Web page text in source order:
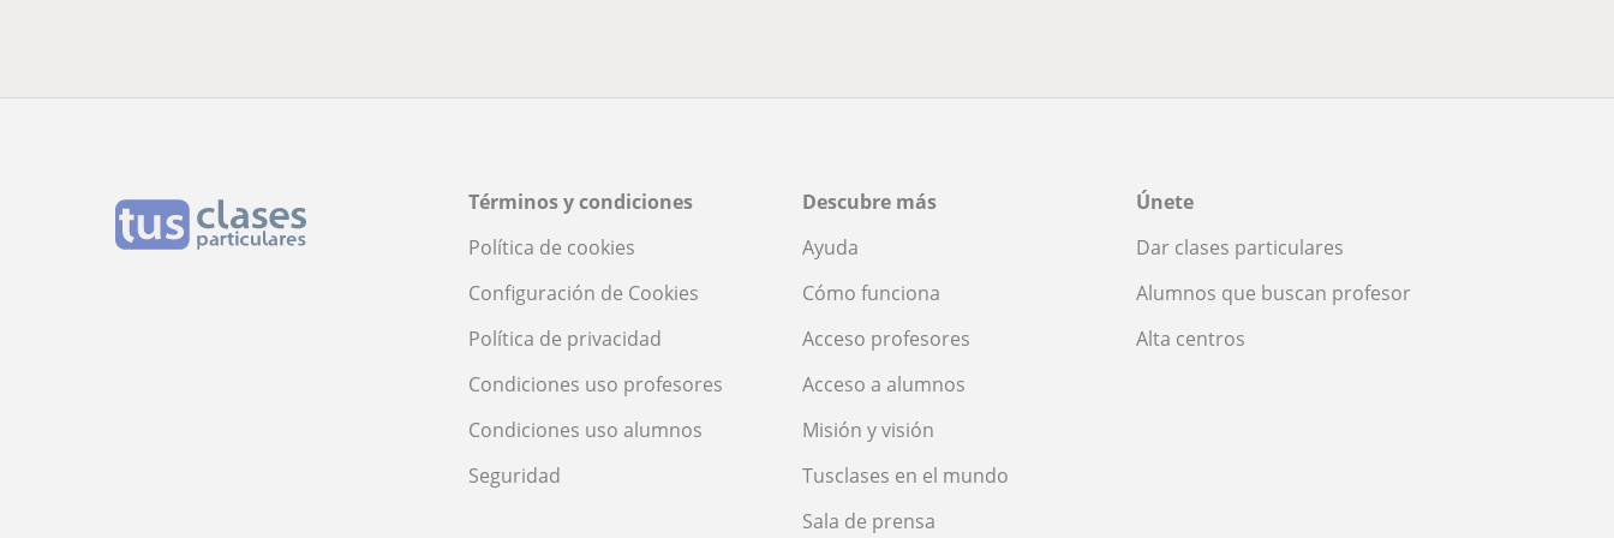
Términos y condiciones
Política de cookies
Configuración de Cookies
Política de privacidad
Condiciones uso profesores
Condiciones uso alumnos
Seguridad
Descubre más
Ayuda
Cómo funciona
Acceso profesores
Acceso a alumnos
Misión y visión
Tusclases en el mundo
Sala de prensa
Únete
Dar clases particulares
Alumnos que buscan profesor
Alta centros